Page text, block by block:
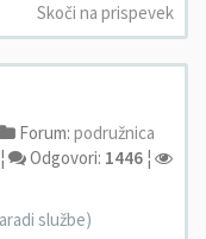
Skoči na prispevek
Forum: podružnica
¦ Odgovori: 1446 ¦
službe)